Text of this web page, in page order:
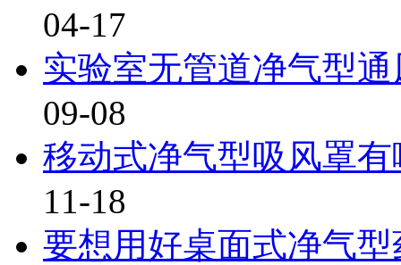
04-17
实验室无管道净气型
09-08
移动式净气型吸风罩
11-18
要想用好桌面式净气